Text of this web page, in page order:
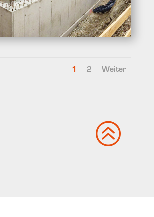
1 2 Weiter
>